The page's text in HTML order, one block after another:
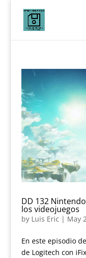
DD 132
los videojuegos
by Luis Eric | May
En este episodio
de Logitech con